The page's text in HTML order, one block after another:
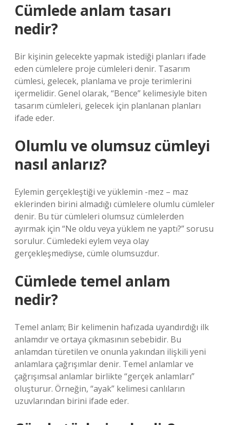
Cümlede anlam tasarı
nedir?
Bir kişinin gelecekte yapmak istediği planları ifade
eden cümlelere proje cümleleri denir. Tasarım
cümlesi, gelecek, planlama ve proje terimlerini
içermelidir. Genel olarak, “Bence” kelimesiyle biten
tasarım cümleleri, gelecek için planlanan planları
ifade eder.
Olumlu ve olumsuz cümleyi
nasıl anlarız?
Eylemin gerçekleştiği ve yüklemin -mez – maz
eklerinden birini almadığı cümlelere olumlu cümleler
denir. Bu tür cümleleri olumsuz cümlelerden
ayırmak için “Ne oldu veya yüklem ne yaptı?” sorusu
sorulur. Cümledeki eylem veya olay
gerçekleşmediyse, cümle olumsuzdur.
Cümlede temel anlam
nedir?
Temel anlam; Bir kelimenin hafızada uyandırdığı ilk
anlamdır ve ortaya çıkmasının sebebidir. Bu
anlamdan türetilen ve onunla yakından ilişkili yeni
anlamlara çağrışımlar denir. Temel anlamlar ve
çağrışımsal anlamlar birlikte “gerçek anlamları”
oluşturur. Örneğin, “ayak” kelimesi canlıların
uzuvlarından birini ifade eder.